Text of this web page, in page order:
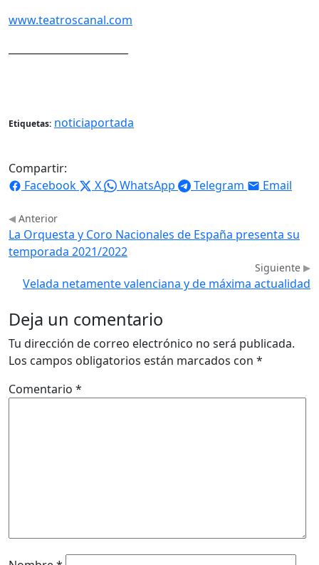
www.teatroscanal.com
Etiquetas: noticiaportada
Compartir:
Facebook
X WhatsApp Telegram Email
Anterior
La Orquesta y Coro Nacionales de España presenta su
temporada 2021/2022
Siguiente
Velada netamente valenciana y de máxima actualidad
Deja un comentario
Tu dirección de correo electrónico no será publicada.
Los campos obligatorios están marcados con *
Comentario *